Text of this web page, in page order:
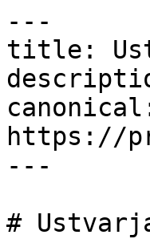
---
title:
https://
---
#